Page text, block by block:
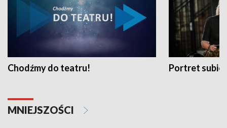
Chodźmy do teatru! Portret
MNIEJSZOŚCI